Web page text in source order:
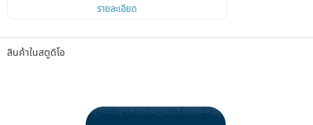
รายละเอียด
สินค้าในสตูดิโอ